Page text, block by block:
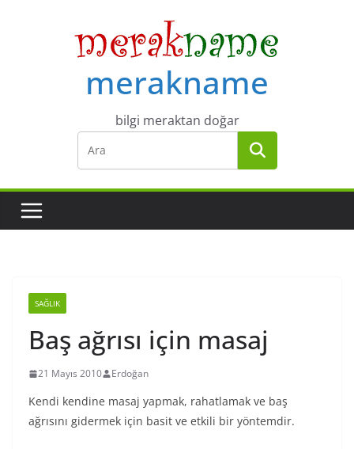
merakname
bilgi meraktan doğar
SAĞLIK
Baş ağrısı için masaj
21 Mayıs 2010 Erdoğan
Kendi kendine masaj yapmak, rahatlamak ve baş
ağrısını gidermek için basit ve etkili bir yöntemdir.